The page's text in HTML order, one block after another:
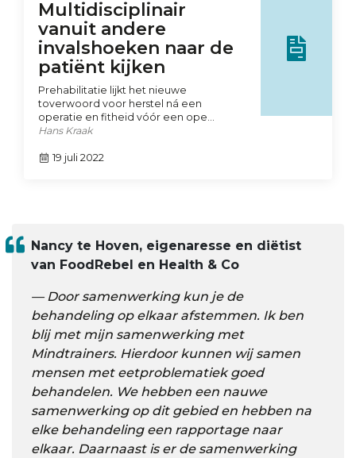
Multidisciplinair
vanuit andere
invalshoeken naar de
patiënt kijken
Prehabilitatie lijkt het nieuwe
toverwoord voor herstel ná een
operatie en fitheid vóór een ope…
Hans Kraak
19 juli 2022
Nancy te Hoven, eigenaresse en diëtist
van FoodRebel en Health & Co
Door samenwerking kun je de
behandeling op elkaar afstemmen. Ik ben
blij met mijn samenwerking met
Mindtrainers. Hierdoor kunnen wij samen
mensen met eetproblematiek goed
behandelen. We hebben een nauwe
samenwerking op dit gebied en hebben na
elke behandeling een rapportage naar
elkaar. Daarnaast is er de samenwerking